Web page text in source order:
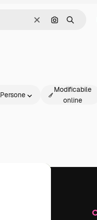
CancellaCerca per
Ricerca
Persone
Modificabile
online